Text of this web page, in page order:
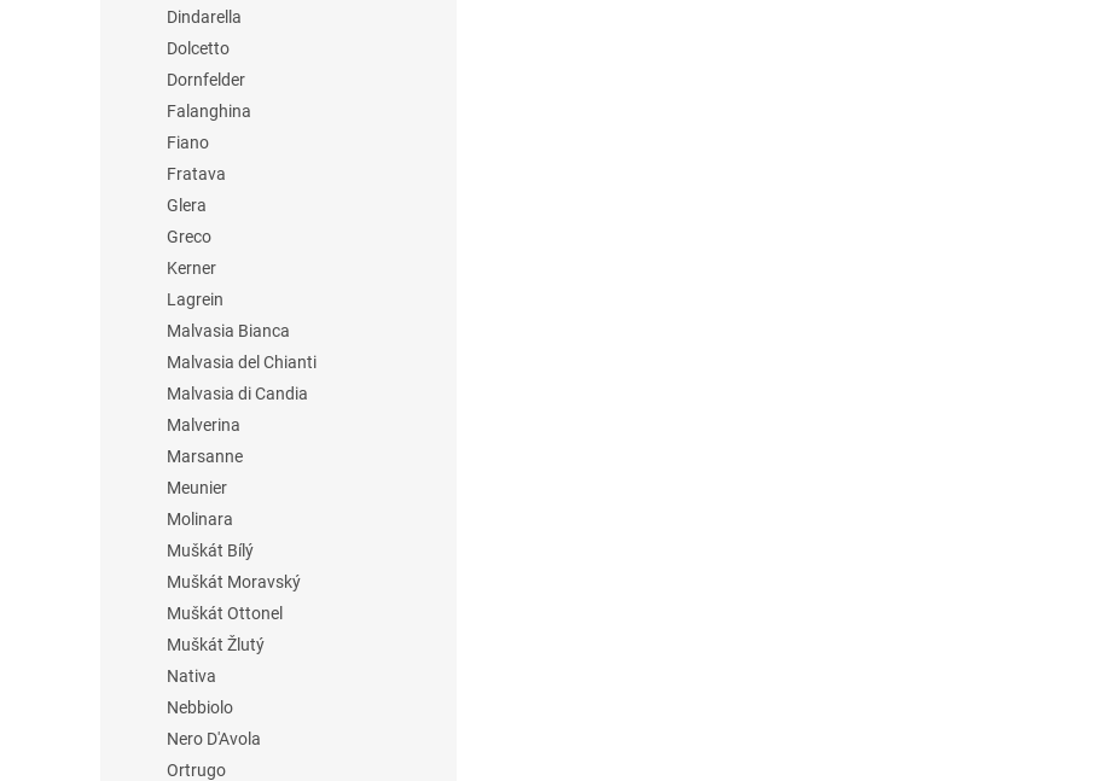
Dindarella
Dolcetto
Dornfelder
Falanghina
Fiano
Fratava
Glera
Greco
Kerner
Lagrein
Malvasia Bianca
Malvasia del Chianti
Malvasia di Candia
Malverina
Marsanne
Meunier
Molinara
Muškát Bílý
Muškát Moravský
Muškát Ottonel
Muškát Žlutý
Nativa
Nebbiolo
Nero D'Avola
Ortrugo